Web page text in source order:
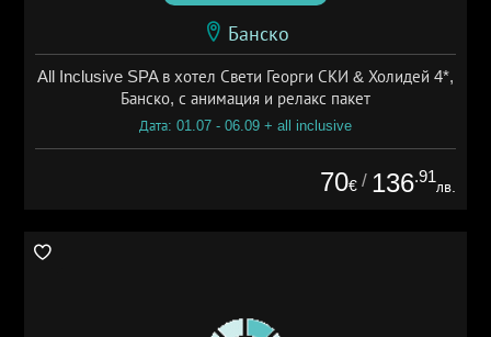
Банско
All Inclusive SPA в хотел Свети Георги СКИ & Холидей 4*,
Банско, с анимация и релакс пакет
Дата: 01.07 - 06.09 + all inclusive
70€ / 136.91
лв.